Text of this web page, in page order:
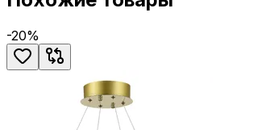
-20%